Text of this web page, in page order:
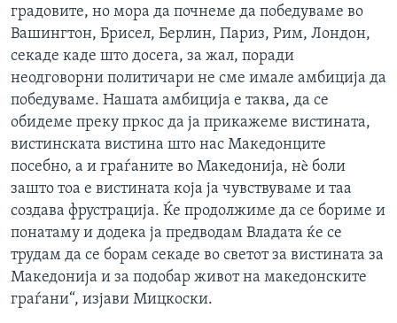
градовите, но мора да почнеме да победуваме во
Вашингтон, Брисел, Берлин, Париз, Рим, Лондон,
секаде каде што досега, за жал, поради
неодговорни политичари не сме имале амбиција да
победуваме. Нашата амбиција е таква, да се
обидеме преку пркос да ја прикажеме вистината,
вистинската вистина што нас Македонците
посебно, а и граѓаните во Македонија, нè боли
зашто тоа е вистината која ја чувствуваме и таа
создава фрустрација. Ќе продолжиме да се бориме и
понатаму и додека ја предводам Владата ќе се
трудам да се борам секаде во светот за вистината за
Македонија и за подобар живот на македонските
граѓани“, изјави Мицкоски.